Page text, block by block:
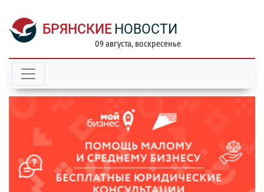
БРЯНСКИЕ НОВОСТИ
09 августа, воскресенье